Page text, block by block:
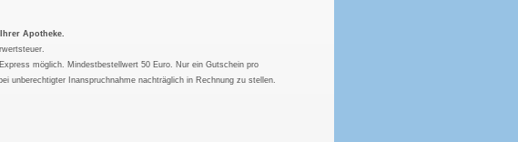
Apotheke.
möglich. Mindestbestellwert 50 Euro. Nur ein Gutschein pro
unberechtigter Inanspruchnahme nachträglich in Rechnung zu stellen.